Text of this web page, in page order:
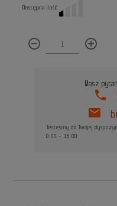
Dostępna ilość:
remove_circle_outline add_circle_outline
Masz
phone
mail
Jesteśmy do Twojej
8:00 - 16:00